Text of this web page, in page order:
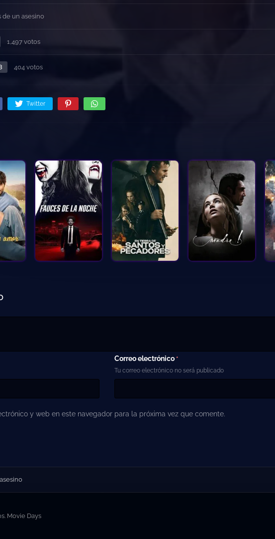
de un asesino
1,497 votos
404 votos
Twitter
Correo electrónico *
Tu correo electrónico no será publicado
y web en este navegador para la próxima vez que comente.
Movie Days